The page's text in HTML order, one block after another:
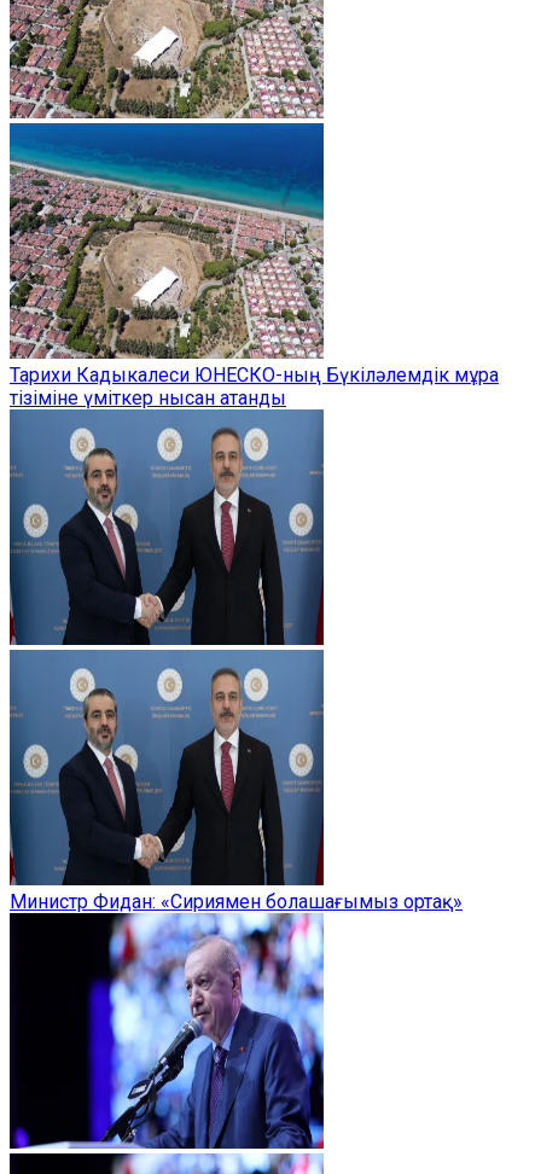
Тарихи Кадыкалеси ЮНЕСКО-ның Бүкіләлемдік мұра
тізіміне үміткер нысан атанды
Министр Фидан: «Сириямен болашағымыз ортақ»